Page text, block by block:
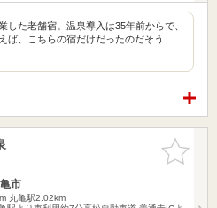
した老舗宿。温泉導入は35年前からで、
ば、こちらの宿だけだったのだそう…
お気に入
りに追加
市
丸亀駅2.02km